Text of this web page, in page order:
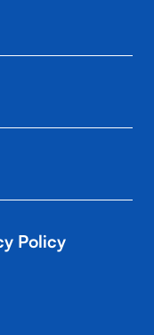
Policy